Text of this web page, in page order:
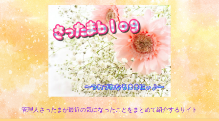
管理人さったまが最近の気になったことをまとめて紹介するサイト